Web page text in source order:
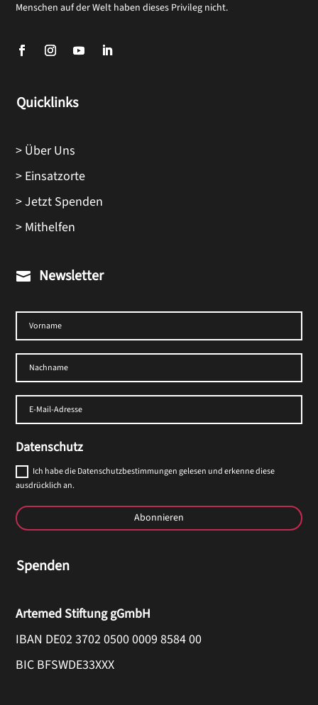
Menschen auf der Welt haben dieses Privileg nicht.
Quicklinks
> Über Uns
> Einsatzorte
> Jetzt Spenden
> Mithelfen
 Newsletter
Datenschutz
Ich habe die Datenschutzbestimmungen gelesen und erkenne diese
ausdrücklich an.
Abonnieren
Spenden
Artemed Stiftung gGmbH
IBAN DE02 3702 0500 0009 8584 00
BIC BFSWDE33XXX